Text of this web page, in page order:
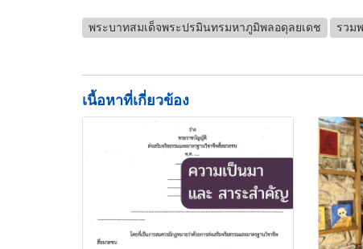
พระบาทสมเด็จพระปรมินทรมหาภูมิพลอดุลยเดช รวม
เนื้อหาที่เกี่ยวข้อง